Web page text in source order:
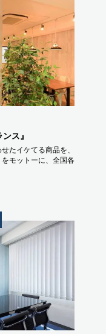
ス』
たイケてる商品を、
モットーに、全国各